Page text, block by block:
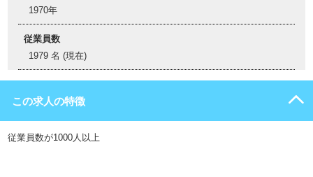
1970年
従業員数
1979 名 (現在)
この求人の特徴
従業員数が1000人以上